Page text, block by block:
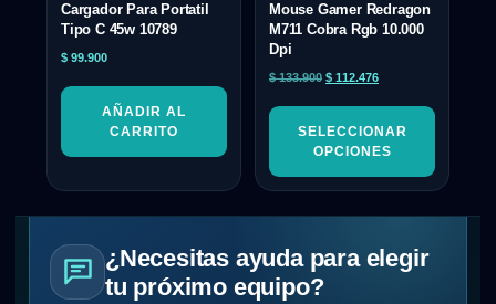
Cargador Para Portatil
Tipo C 45w 10789
$ 99.900
AÑADIR AL
CARRITO
Mouse Gamer Redragon
M711 Cobra Rgb 10.000
Dpi
$133.900 $ 112.476
SELECCIONAR
OPCIONES
¿Necesitas ayuda para elegir
tu próximo equipo?